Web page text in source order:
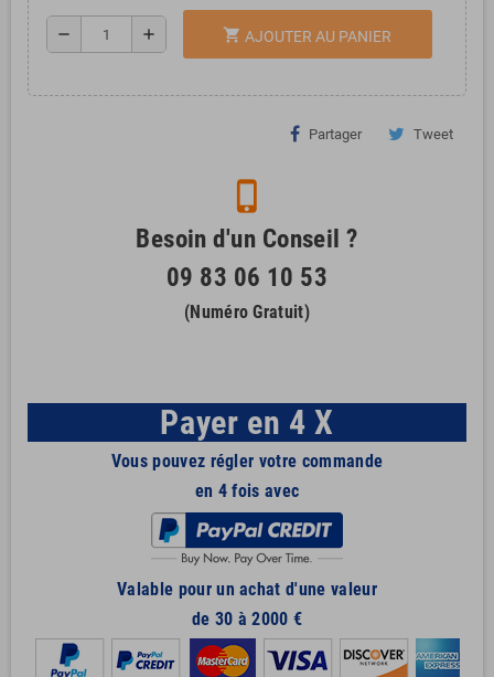
remove add shopping_cart AJOUTER AU PANIER
Partager Tweet
phone_iphone
Besoin d'un Conseil ?
09 83 06 10 53
(Numéro Gratuit)
Payer en 4 X
Vous pouvez régler votre commande
en 4 fois avec
Valable pour un achat d'une valeur
de 30 à 2000 €